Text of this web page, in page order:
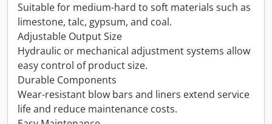
Suitable for medium-hard to soft materials such as
limestone, talc, gypsum, and coal.
Adjustable Output Size
Hydraulic or mechanical adjustment systems allow
easy control of product size.
Durable Components
Wear-resistant blow bars and liners extend service
life and reduce maintenance costs.